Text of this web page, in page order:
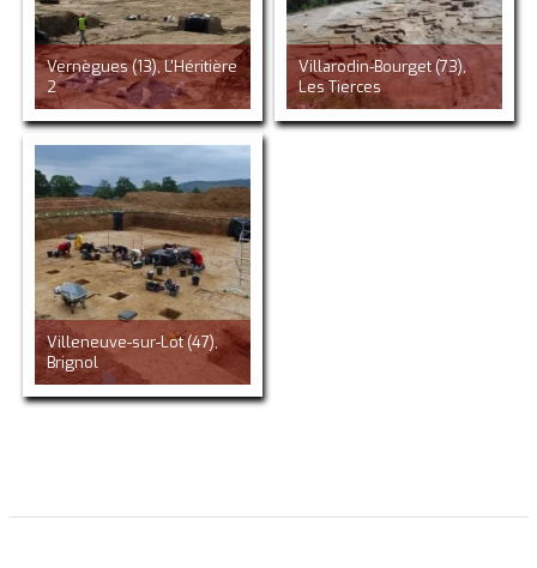
Vernègues (13), L'Héritière
2
Villarodin-Bourget (73),
Les Tierces
Villeneuve-sur-Lot (47),
Brignol